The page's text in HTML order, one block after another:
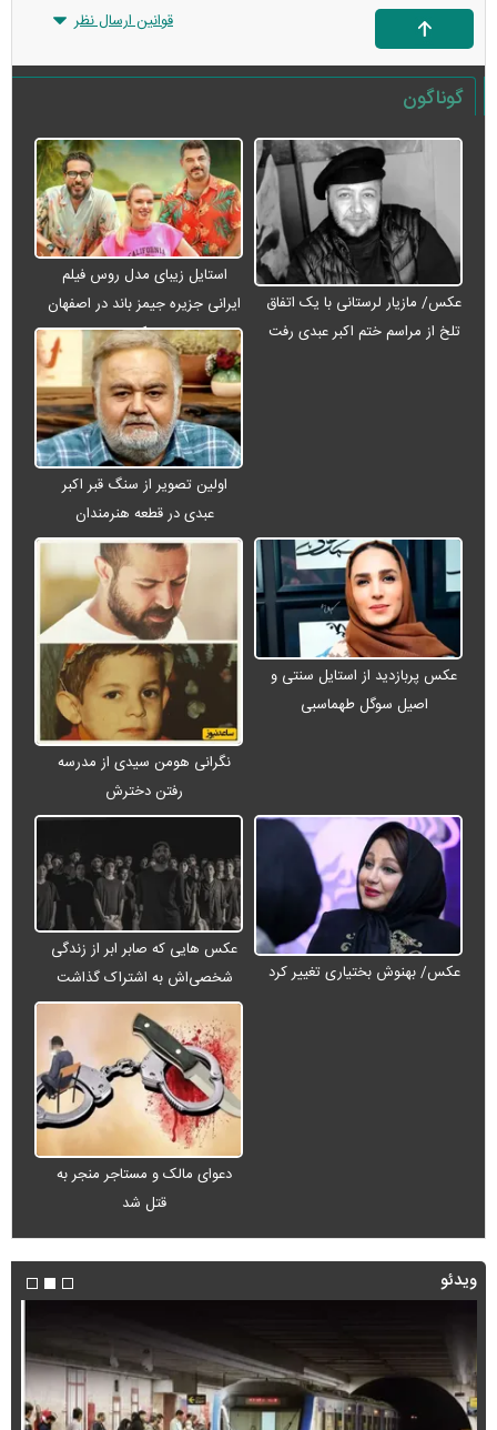
قوانین ارسال نظر
گوناگون
عکس/ مازیار لرستانی با یک اتفاق
تلخ از مراسم ختم اکبر عبدی رفت
استایل زیبای مدل روس فیلم
ایرانی جزیره جیمز باند در اصفهان
+ عکس
اولین تصویر از سنگ قبر اکبر
عبدی در قطعه هنرمندان
عکس پربازدید از استایل سنتی و
اصیل سوگل طهماسبی
نگرانی هومن سیدی از مدرسه
رفتن دخترش
عکس/ بهنوش بختیاری تغییر کرد
عکس هایی که صابر ابر از زندگی
شخصی‌اش به اشتراک گذاشت
دعوای مالک و مستاجر منجر به
قتل شد
ویدئو